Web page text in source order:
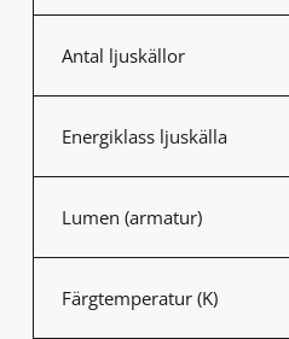
Antal ljuskällor
Energiklass ljuskälla
Lumen (armatur)
Färgtemperatur (K)